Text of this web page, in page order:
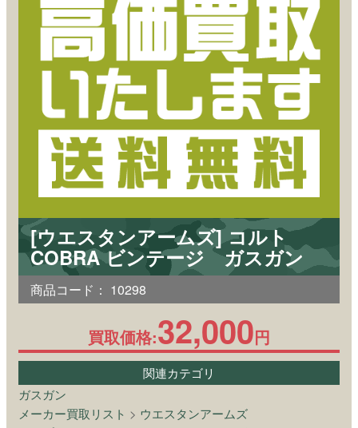
[ウエスタンアームズ] コルト
COBRA ビンテージ ガスガン
商品コード： 10298
買取価格:32,000円
関連カテゴリ
ガスガン
メーカー買取リスト > ウエスタンアームズ